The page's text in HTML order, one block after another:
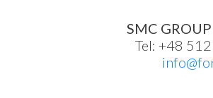
SMC GROUP
Tel: +48